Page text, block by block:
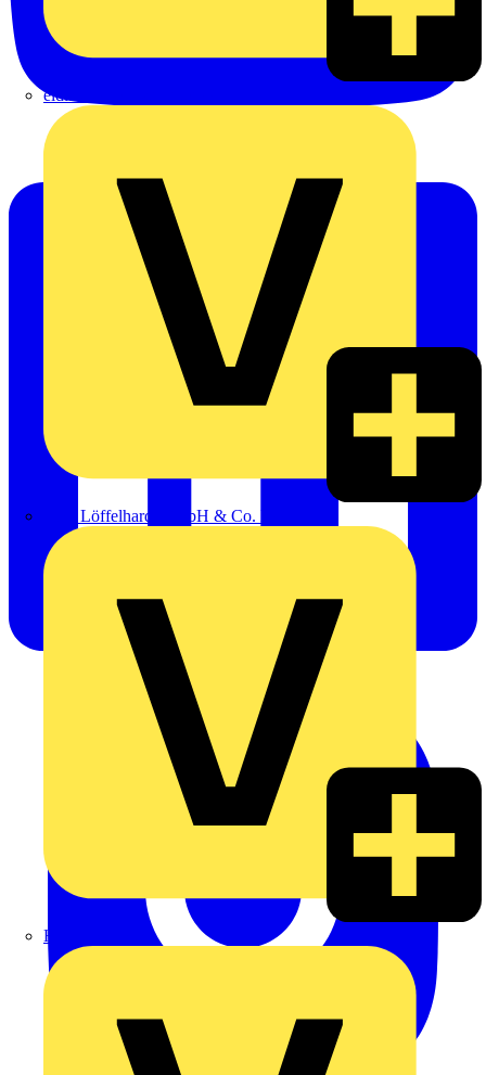
eldis electro distributor GmbH
Emil Löffelhardt GmbH & Co. KG
Hardy Schmitz